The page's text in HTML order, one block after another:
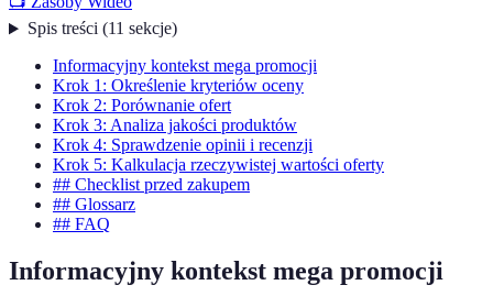
Spis treści(11 sekcje)
Informacyjny kontekst mega promocji
Krok 1: Określenie kryteriów oceny
Krok 2: Porównanie ofert
Krok 3: Analiza jakości produktów
Krok 4: Sprawdzenie opinii i recenzji
Krok 5: Kalkulacja rzeczywistej wartości oferty
## Checklist przed zakupem
## Glossarz
## FAQ
Informacyjny kontekst mega promocji